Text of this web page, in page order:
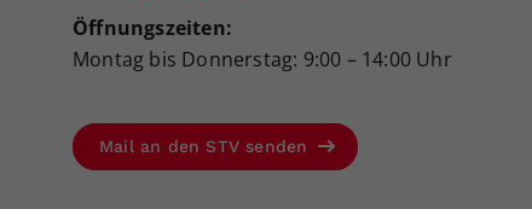
Öffnungszeiten:
Montag bis Donnerstag: 9:00 – 14:00 Uhr
Mail an den STV senden